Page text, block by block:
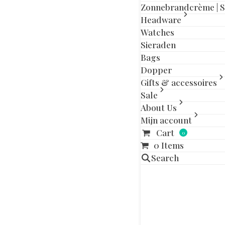
Zonnebrandcrème |
Headware
Watches
Sieraden
Bags
Dopper
Gifts & accessoires
Sale
About Us
Mijn account
Cart
0
0 Items
Search
slide
slide
Aanvullende
Maat
Dit
product